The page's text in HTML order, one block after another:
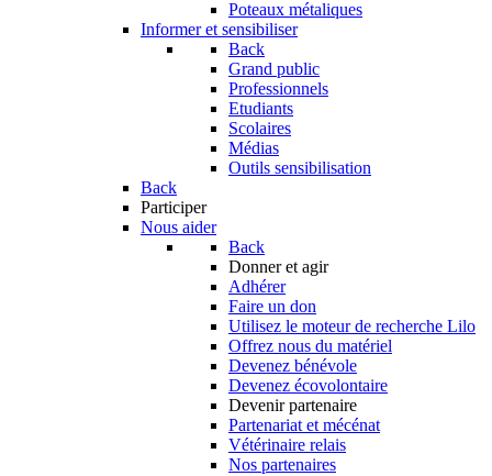
Poteaux métaliques
Informer et sensibiliser
Back
Grand public
Professionnels
Etudiants
Scolaires
Médias
Outils sensibilisation
Back
Participer
Nous aider
Back
Donner et agir
Adhérer
Faire un don
Utilisez le moteur de recherche Lilo
Offrez nous du matériel
Devenez bénévole
Devenez écovolontaire
Devenir partenaire
Partenariat et mécénat
Vétérinaire relais
Nos partenaires